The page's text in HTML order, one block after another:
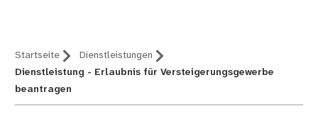
Startseite
Dienstleistungen
Dienstleistung - Erlaubnis für Versteigerungsgewerbe
beantragen